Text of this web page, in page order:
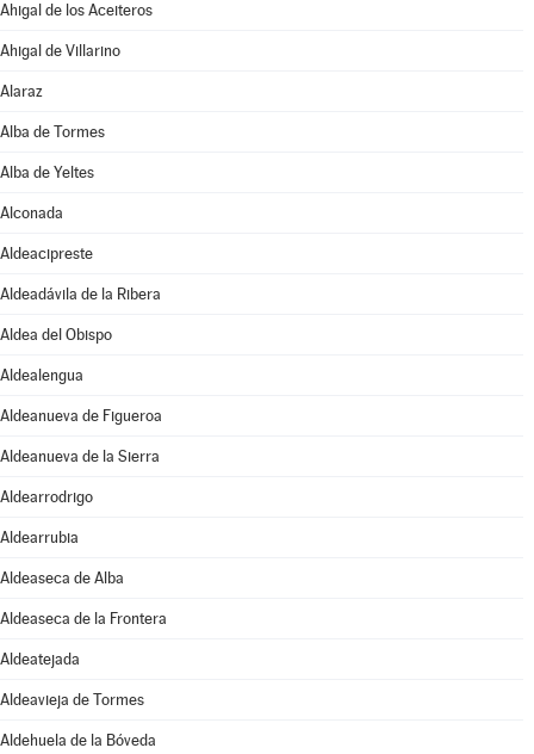
Ahigal de los Aceiteros
Ahigal de Villarino
Alaraz
Alba de Tormes
Alba de Yeltes
Alconada
Aldeacipreste
Aldeadávila de la Ribera
Aldea del Obispo
Aldealengua
Aldeanueva de Figueroa
Aldeanueva de la Sierra
Aldearrodrigo
Aldearrubia
Aldeaseca de Alba
Aldeaseca de la Frontera
Aldeatejada
Aldeavieja de Tormes
Aldehuela de la Bóveda